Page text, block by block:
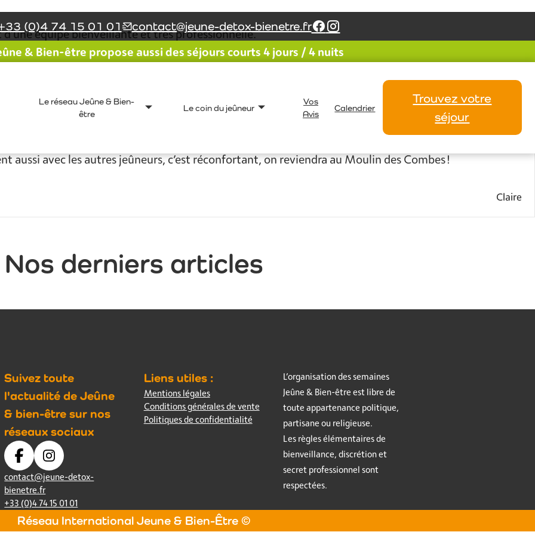
(0)4 74 15 01 01 contact@jeune-detox-bienetre.fr
& Bien-être propose aussi des séjours courts 4 jours / 4 nuits
Le réseau Jeûne & Bien-
être
Le coin du jeûneur
Vos
Avis
Calendrier
Trouvez votre
séjour
équipe bienveillante et très professionnelle.
libèrent. On se laisse guider avec confiance, le soutien et le partage sont là. Le tout dans un
balades, parfaite dans son rôle !
de nos corps et dont les massages font merveille !
son yoga sonore, à l’écoute de notre cheminement intérieur !
aussi avec les autres jeûneurs, c’est réconfortant, on reviendra au Moulin des Combes !
Claire
Nos derniers articles
Suivez toute
l'actualité de Jeûne
& bien-être sur nos
réseaux sociaux
contact@jeune-detox-
bienetre.fr
+33 (0)4 74 15 01 01
Liens utiles :
Mentions légales
Conditions générales de vente
Politiques de confidentialité
L’organisation des semaines
Jeûne & Bien-être est libre de
toute appartenance politique,
partisane ou religieuse.
Les règles élémentaires de
bienveillance, discrétion et
secret professionnel sont
respectées.
Réseau International Jeune & Bien-Être ©